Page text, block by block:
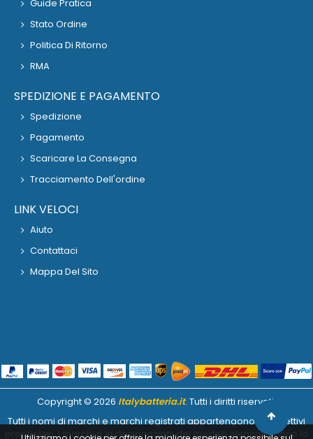
Guide Pratica
Stato Ordine
Politica Di Ritorno
RMA
SPEDIZIONE E PAGAMENTO
Spedizione
Pagamento
Scaricare La Consegna
Tracciamento Dell'ordine
LINK VELOCI
Aiuto
Contattaci
Mappa Del Sito
Copyright © 2026 Italybatteria.it. Tutti i diritti riservati.
Tutti i nomi di marchi e marchi registrati appartengono ai rispettivi
proprietari. I marchi e le designazioni dei modelli elencati hanno lo